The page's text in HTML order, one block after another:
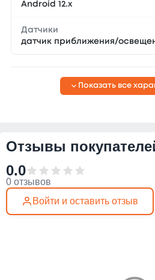
Android 12.x
Датчики
датчик приближения/
Показать все
Отзывы
0.0
0 отзывов
Войти и оставить отзыв